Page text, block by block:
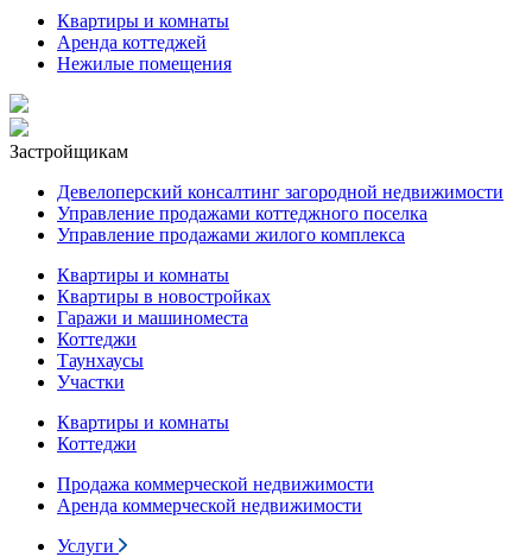
Квартиры и комнаты
Аренда коттеджей
Нежилые помещения
Застройщикам
Девелоперский консалтинг загородной недвижимости
Управление продажами коттеджного поселка
Управление продажами жилого комплекса
Квартиры и комнаты
Квартиры в новостройках
Гаражи и машиноместа
Коттеджи
Таунхаусы
Участки
Квартиры и комнаты
Коттеджи
Продажа коммерческой недвижимости
Аренда коммерческой недвижимости
Услуги